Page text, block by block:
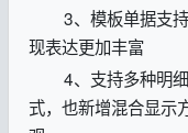
3、模板单据支
现表达更加丰富
4、支持多种明
式，也新增混合显示